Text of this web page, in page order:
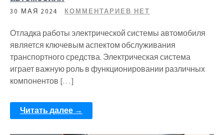
30 МАЯ 2024 КОММЕНТАРИЕВ НЕТ
Отладка работы электрической системы автомобиля
является ключевым аспектом обслуживания
транспортного средства. Электрическая система
играет важную роль в функционировании различных
компонентов […]
Читать далее →